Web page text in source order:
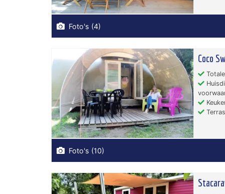
Foto's (4)
Coco
Foto's (10)